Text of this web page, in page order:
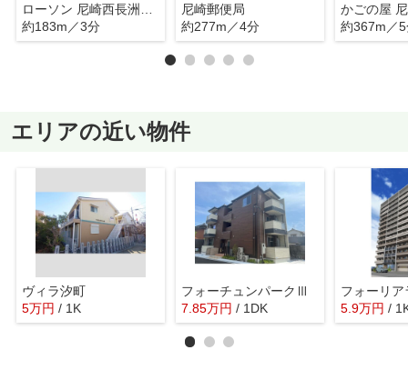
約183m／3分
尼崎郵便局
約277m／4分
かごの屋
約367m／
エリアの近い物件
ヴィラ汐町
5万円 / 1K
フォーチュンパークⅢ
7.85万円 / 1DK 5.9万円 /